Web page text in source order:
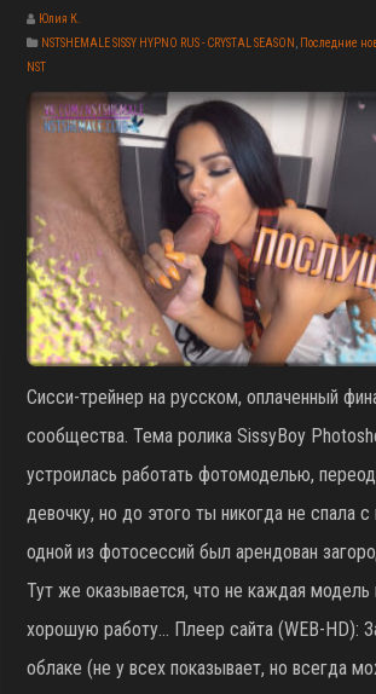
Юлия К.
NSTSHEMALE SISSY HYPNO RUS - CRYSTAL SEASON
Последние
NST
Сисси-трейнер на русском, оплаченный
сообщества. Тема ролика SissyBoy
устроилась работать фотомоделью,
девочку, но до этого ты никогда не спала
одной из фотосессий был арендован
Тут же оказывается, что не каждая модель
хорошую работу… Плеер сайта (WEB-HD):
облаке (не у всех показывает, но всегда